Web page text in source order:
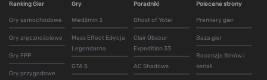
Ranking Gier
Gry samochodowe
Gry zręcznościowe
Gry FPP
Gry przygodowe
Gry
Wiedźmin 3
Mass Effect Edycja
Legendarna
GTA 5
Poradniki
Ghost of Yotei
Clair Obscur
Expedition 33
AC Shadows
Polecane strony
Premiery gier
Baza gier
Recenzje filmów i
seriali